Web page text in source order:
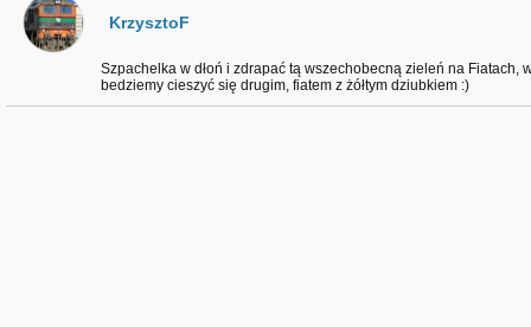
KrzysztoF
Szpachelka w dłoń i zdrapać tą wszechobecną zieleń na Fiatach,
bedziemy cieszyć się drugim, fiatem z żółtym dziubkiem :)